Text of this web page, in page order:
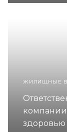
ЖИЛИЩНЫЕ
здоровью